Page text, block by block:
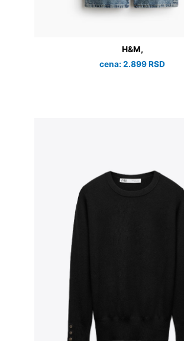
H&M,
cena: 2.899 RSD